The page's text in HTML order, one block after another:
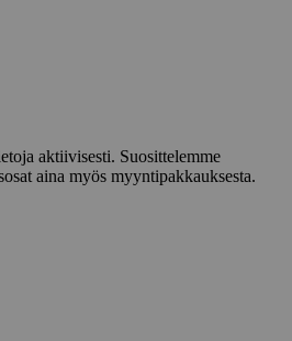
aktiivisesti. Suosittelemme
aina myös myyntipakkauksesta.